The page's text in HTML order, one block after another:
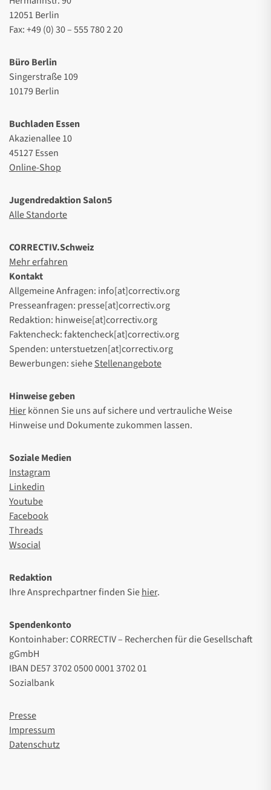
12051 Berlin
Fax: +49 (0) 30 – 555 780 2 20
Büro Berlin
Singerstraße 109
10179 Berlin
Buchladen Essen
Akazienallee 10
45127 Essen
Online-Shop
Jugendredaktion Salon5
Alle Standorte
CORRECTIV.Schweiz
Mehr erfahren
Kontakt
Allgemeine Anfragen: info[at]correctiv.org
Presseanfragen: presse[at]correctiv.org
Redaktion: hinweise[at]correctiv.org
Faktencheck: faktencheck[at]correctiv.org
Spenden: unterstuetzen[at]correctiv.org
Bewerbungen: sieheStellenangebote
Hinweise geben
Hierkönnen Sie uns auf sichere und vertrauliche Weise
Hinweise und Dokumente zukommen lassen.
Soziale Medien
Instagram
Linkedin
Youtube
Facebook
Threads
Wsocial
Redaktion
Ihre Ansprechpartner finden Siehier.
Spendenkonto
Kontoinhaber: CORRECTIV – Recherchen für die Gesellschaft
gGmbH
IBAN DE57 3702 0500 0001 3702 01
Sozialbank
Presse
Impressum
Datenschutz